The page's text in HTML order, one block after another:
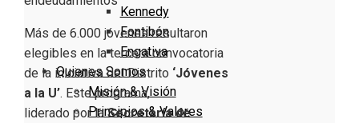
Kennedy
Fontibón
Engativa
Quienes Somos
Misión & Visión
Principios & Valores
Más de 6.000 jóvenes resultaron
elegibles en la tercera convocatoria
de la iniciativa del Distrito ‘Jóvenes
a la U’. Este programa,
liderado por laSecretaría de